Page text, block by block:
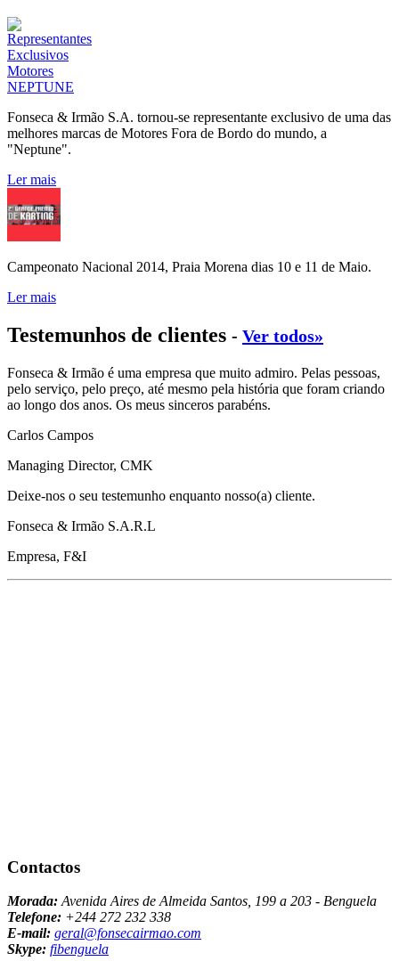
Fonseca & Irmão S.A. tornou-se representante exclusivo de uma das
melhores marcas de Motores Fora de Bordo do mundo, a
"Neptune".
Ler mais
Campeonato Nacional 2014, Praia Morena dias 10 e 11 de Maio.
Ler mais
Testemunhos de clientes - Ver todos»
Fonseca & Irmão é uma empresa que muito admiro. Pelas pessoas,
pelo serviço, pelo preço, até mesmo pela história que foram criando
ao longo dos anos. Os meus sinceros parabéns.
Carlos Campos
Managing Director, CMK
Deixe-nos o seu testemunho enquanto nosso(a) cliente.
Fonseca & Irmão S.A.R.L
Empresa, F&I
Contactos
Morada: Avenida Aires de Almeida Santos, 199 a 203 - Benguela
Telefone: +244 272 232 338
E-mail: geral@fonsecairmao.com
Skype: fibenguela